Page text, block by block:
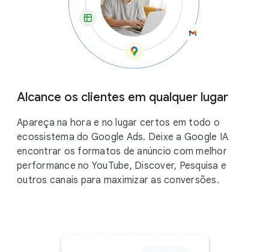
Alcance os clientes em qualquer lugar
Apareça na hora e no lugar certos em todo o
ecossistema do Google Ads. Deixe a Google IA
encontrar os formatos de anúncio com melhor
performance no YouTube, Discover, Pesquisa e
outros canais para maximizar as conversões.